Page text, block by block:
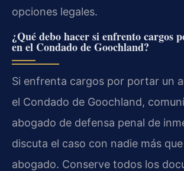
opciones legales.
¿Qué debo hacer si enfrento cargos
en el Condado de Goochland?
Si enfrenta cargos por portar un
el Condado de Goochland,
abogado de defensa penal de
discuta el caso con nadie más
abogado. Conserve todos los